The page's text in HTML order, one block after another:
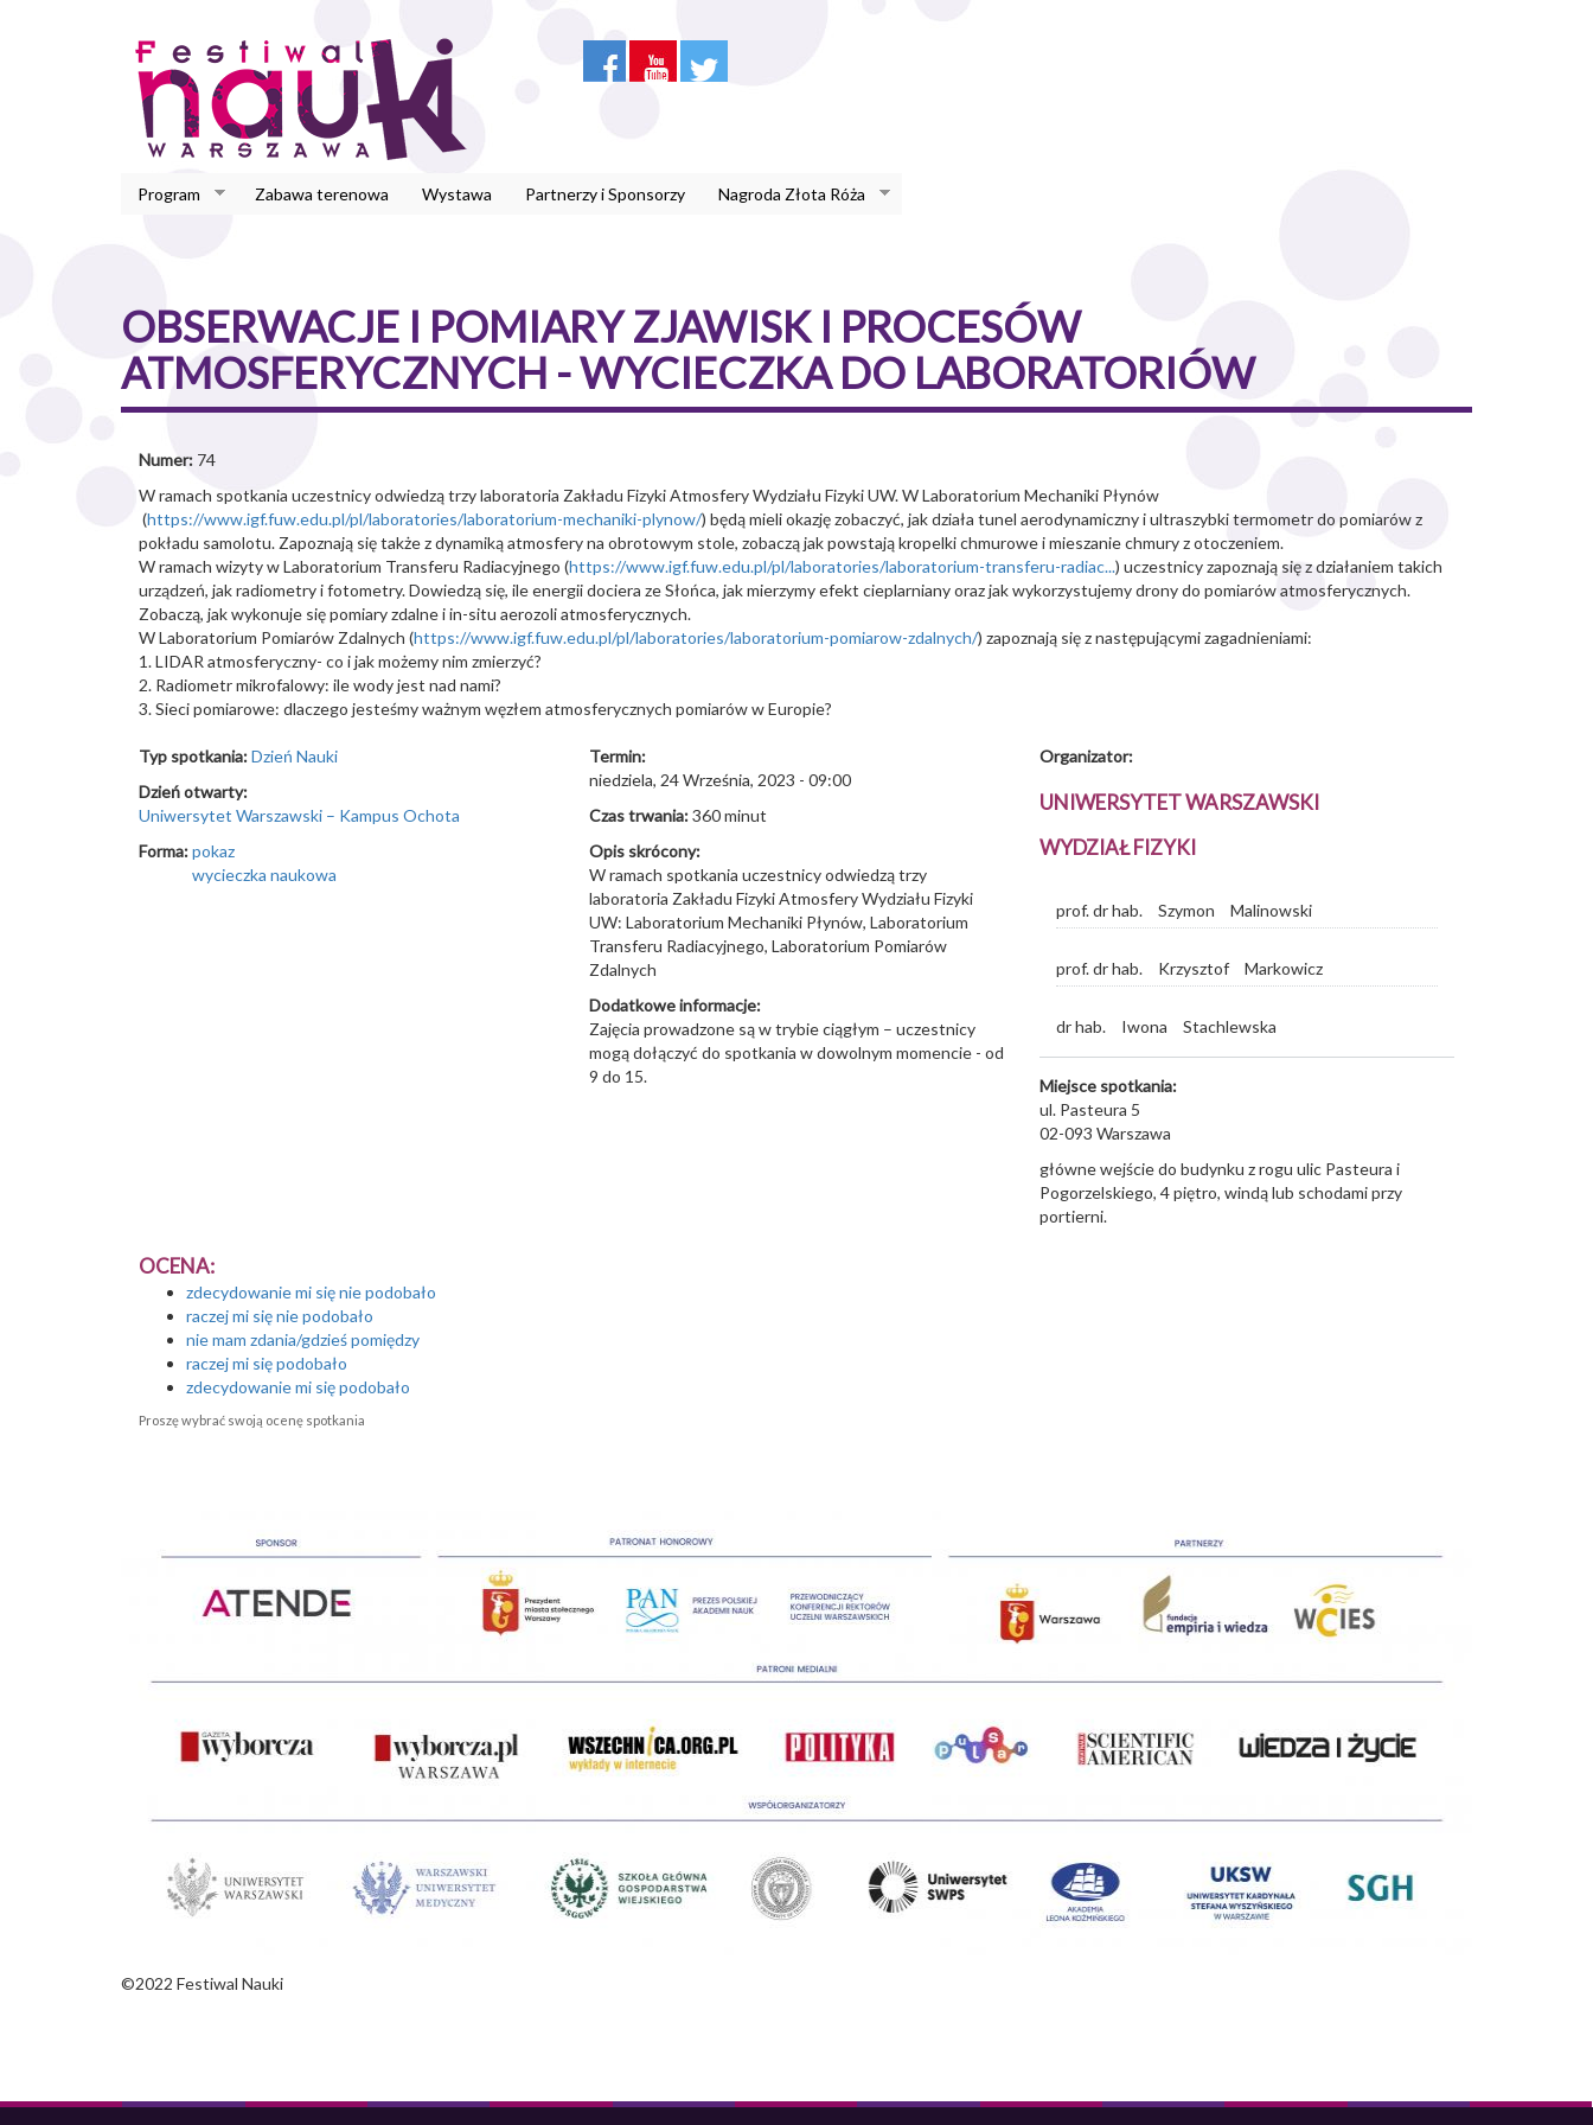
Program Zabawa terenowa Wystawa Partnerzy i Sponsorzy Nagroda Złota Róża
OBSERWACJE I POMIARY ZJAWISK I PROCESÓW
ATMOSFERYCZNYCH - WYCIECZKA DO LABORATORIÓW
Numer: 74
W ramach spotkania uczestnicy odwiedzą trzy laboratoria Zakładu Fizyki Atmosfery Wydziału Fizyki UW. W Laboratorium Mechaniki Płynów
(https://www.igf.fuw.edu.pl/pl/laboratories/laboratorium-mechaniki-plynow/) będą mieli okazję zobaczyć, jak działa tunel aerodynamiczny i ultraszybki termometr do pomiarów z
pokładu samolotu. Zapoznają się także z dynamiką atmosfery na obrotowym stole, zobaczą jak powstają kropelki chmurowe i mieszanie chmury z otoczeniem.
W ramach wizyty w Laboratorium Transferu Radiacyjnego (https://www.igf.fuw.edu.pl/pl/laboratories/laboratorium-transferu-radiac...) uczestnicy zapoznają się z działaniem takich
urządzeń, jak radiometry i fotometry. Dowiedzą się, ile energii dociera ze Słońca, jak mierzymy efekt cieplarniany oraz jak wykorzystujemy drony do pomiarów atmosferycznych.
Zobaczą, jak wykonuje się pomiary zdalne i in-situ aerozoli atmosferycznych.
W Laboratorium Pomiarów Zdalnych (https://www.igf.fuw.edu.pl/pl/laboratories/laboratorium-pomiarow-zdalnych/) zapoznają się z następującymi zagadnieniami:
1. LIDAR atmosferyczny- co i jak możemy nim zmierzyć?
2. Radiometr mikrofalowy: ile wody jest nad nami?
3. Sieci pomiarowe: dlaczego jesteśmy ważnym węzłem atmosferycznych pomiarów w Europie?
Typ spotkania:Dzień Nauki
Dzień otwarty:
Uniwersytet Warszawski – Kampus Ochota
Forma:pokaz
wycieczka naukowa
Termin:
niedziela, 24 Września, 2023 - 09:00
Czas trwania:360 minut
Opis skrócony:
W ramach spotkania uczestnicy odwiedzą trzy
laboratoria Zakładu Fizyki Atmosfery Wydziału Fizyki
UW: Laboratorium Mechaniki Płynów, Laboratorium
Transferu Radiacyjnego, Laboratorium Pomiarów
Zdalnych
Dodatkowe informacje:
Zajęcia prowadzone są w trybie ciągłym – uczestnicy
mogą dołączyć do spotkania w dowolnym momencie - od
9 do 15.
Organizator:
UNIWERSYTET WARSZAWSKI
WYDZIAŁ FIZYKI
prof. dr hab. Szymon Malinowski
prof. dr hab. Krzysztof Markowicz
dr hab. Iwona Stachlewska
Miejsce spotkania:
ul. Pasteura 5
02-093 Warszawa
główne wejście do budynku z rogu ulic Pasteura i
Pogorzelskiego, 4 piętro, windą lub schodami przy
portierni.
OCENA:
zdecydowanie mi się nie podobało
raczej mi się nie podobało
nie mam zdania/gdzieś pomiędzy
raczej mi się podobało
zdecydowanie mi się podobało
Proszę wybrać swoją ocenę spotkania
©2022 Festiwal Nauki